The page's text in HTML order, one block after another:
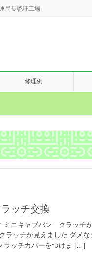
局長認証工場.
修理例
ッチ交換
ミニキャブバン クラッチ
ラッチが見えました ダメ
ラッチカバーをつけま […]